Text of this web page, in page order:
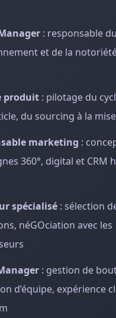
: responsable du
et de la
produit : pilotage du
du sourcing à la
marketing :
360°, digital et CRM
spécialisé : sélection
néGOciation avec les
: gestion de
d’équipe, expérience